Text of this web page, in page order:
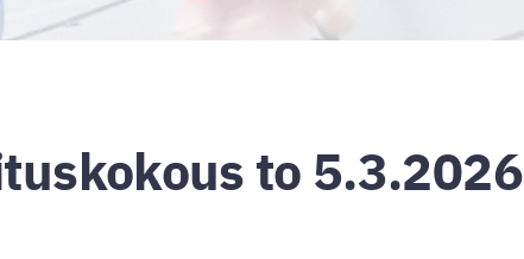
to 5.3.2026